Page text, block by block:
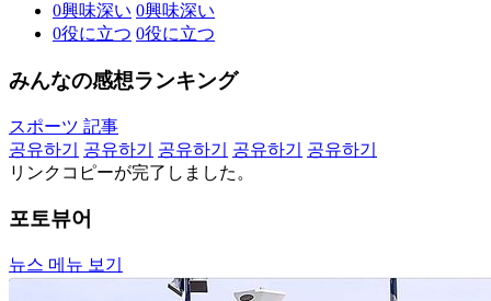
0興味深い 0興味深い
0役に立つ 0役に立つ
みんなの感想ランキング
スポーツ 記事
공유하기
공유하기 공유하기 공유하기
공유하기
リンクコピーが完了しました。
포토뷰어
뉴스 메뉴 보기